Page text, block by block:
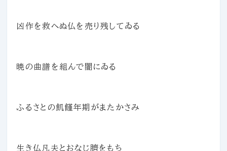
凶作を救へぬ仏を売り残してゐる
暁の曲譜を組んで闇にゐる
ふるさとの飢饉年期がまたかさみ
生き仏凡夫とおなじ臍をもち